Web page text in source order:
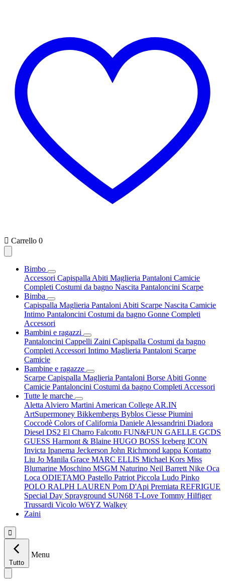
 Carrello 0
Bimbo
Accessori Capispalla Abiti Maglieria Pantaloni Camicie
Completi Costumi da bagno Nascita Pantaloncini Scarpe
Bimba
Capispalla Maglieria Pantaloni Abiti Scarpe Nascita Camicie
Intimo Pantaloncini Costumi da bagno Gonne Completi
Accessori
Bambini e ragazzi
Pantaloncini Cappelli Zaini Capispalla Costumi da bagno
Completi Accessori Intimo Maglieria Pantaloni Scarpe
Camicie
Bambine e ragazze
Scarpe Capispalla Maglieria Pantaloni Borse Abiti Gonne
Camicie Pantaloncini Costumi da bagno Completi Accessori
Tutte le marche
Aletta Alviero Martini American College AR.IN
ArtSupermoney Bikkembergs Byblos Ciesse Piumini
Coccodè Colors of California Daniele Alessandrini Diadora
Diesel DS2 El Charro Falcotto FUN&FUN GAELLE GCDS
GUESS Harmont & Blaine HUGO BOSS Iceberg ICON
Invicta Ipanema Jeckerson John Richmond kappa Kontatto
Liu Jo Manila Grace MARC ELLIS Michael Kors Miss
Blumarine Moschino MSGM Naturino Neil Barrett Nike Oca
Loca ODIETAMO Pastello Patriot Piccola Ludo Pinko
POLO RALPH LAUREN Pom D'Api Premiata REFRIGUE
Special Day Sprayground SUN68 T-Love Tommy Hilfiger
Trussardi Vicolo W6YZ Walkey
Zaini

Tutto
Menu